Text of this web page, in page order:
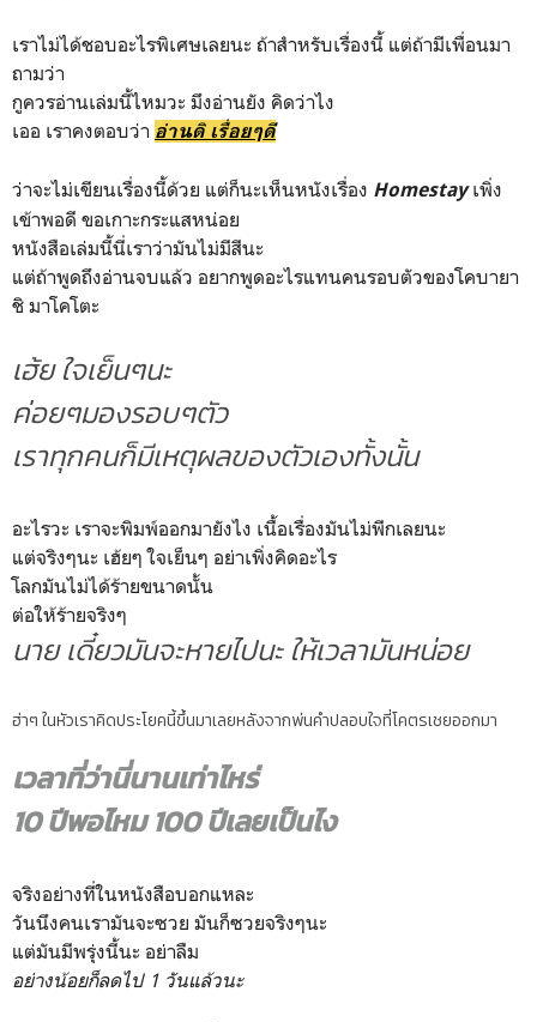
เราไม่ได้ชอบอะไรพิเศษเลยนะ ถ้าสำหรับเรื่องนี้ แต่ถ้ามีเพื่อนมา
ถามว่า
กูควรอ่านเล่มนี้ไหมวะ มึงอ่านยัง คิดว่าไง
เออ เราคงตอบว่า อ่านดิ เรื่อยๆดี
ว่าจะไม่เขียนเรื่องนี้ด้วย แต่ก็นะเห็นหนังเรื่อง Homestayเพิ่ง
เข้าพอดี ขอเกาะกระแสหน่อย
หนังสือเล่มนี้นี่เราว่ามันไม่มีสีนะ
แต่ถ้าพูดถึงอ่านจบแล้ว อยากพูดอะไรแทนคนรอบตัวของโคบายา
ชิ มาโคโตะ
เฮ้ย ใจเย็นๆนะ
ค่อยๆมองรอบๆตัว
เราทุกคนก็มีเหตุผลของตัวเองทั้งนั้น
อะไรวะ เราจะพิมพ์ออกมายังไง เนื้อเรื่องมันไม่พีกเลยนะ
แต่จริงๆนะ เฮ้ยๆ ใจเย็นๆ อย่าเพิ่งคิดอะไร
โลกมันไม่ได้ร้ายขนาดนั้น
ต่อให้ร้ายจริงๆ
นาย เดี๋ยวมันจะหายไปนะ ให้เวลามันหน่อย
ฮ่าๆ ในหัวเราคิดประโยคนี้ขึ้นมาเลยหลังจากพ่นคำปลอบใจที่โคตรเชยออกมา
เวลาที่ว่านี่นานเท่าไหร่
10 ปีพอไหม 100 ปีเลยเป็นไง
จริงอย่างที่ในหนังสือบอกแหละ
วันนึงคนเรามันจะซวย มันก็ซวยจริงๆนะ
แต่มันมีพรุ่งนี้นะ อย่าลืม
อย่างน้อยก็ลดไป 1 วันแล้วนะ